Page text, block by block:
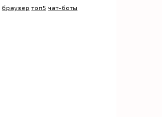
браузер топ5 чат-боты